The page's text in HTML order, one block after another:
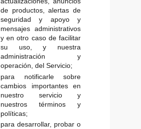
de productos, alertas de
seguridad y apoyo y
mensajes administrativos
y en otro caso de facilitar
su uso, y nuestra
administración y
operación, del Servicio;
para notificarle sobre
cambios importantes en
nuestro servicio y
nuestros términos y
políticas;
para desarrollar, probar o